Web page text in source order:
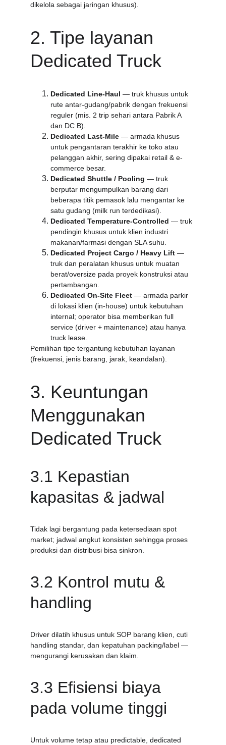
dikelola sebagai jaringan khusus).
2. Tipe layanan
Dedicated Truck
Dedicated Line-Haul — truk khusus untuk
rute antar-gudang/pabrik dengan frekuensi
reguler (mis. 2 trip sehari antara Pabrik A
dan DC B).
Dedicated Last-Mile — armada khusus
untuk pengantaran terakhir ke toko atau
pelanggan akhir, sering dipakai retail & e-
commerce besar.
Dedicated Shuttle / Pooling — truk
berputar mengumpulkan barang dari
beberapa titik pemasok lalu mengantar ke
satu gudang (milk run terdedikasi).
Dedicated Temperature-Controlled — truk
pendingin khusus untuk klien industri
makanan/farmasi dengan SLA suhu.
Dedicated Project Cargo / Heavy Lift —
truk dan peralatan khusus untuk muatan
berat/oversize pada proyek konstruksi atau
pertambangan.
Dedicated On-Site Fleet — armada parkir
di lokasi klien (in-house) untuk kebutuhan
internal; operator bisa memberikan full
service (driver + maintenance) atau hanya
truck lease.
Pemilihan tipe tergantung kebutuhan layanan
(frekuensi, jenis barang, jarak, keandalan).
3. Keuntungan
Menggunakan
Dedicated Truck
3.1 Kepastian
kapasitas & jadwal
Tidak lagi bergantung pada ketersediaan spot
market; jadwal angkut konsisten sehingga proses
produksi dan distribusi bisa sinkron.
3.2 Kontrol mutu &
handling
Driver dilatih khusus untuk SOP barang klien, cuti
handling standar, dan kepatuhan packing/label —
mengurangi kerusakan dan klaim.
3.3 Efisiensi biaya
pada volume tinggi
Untuk volume tetap atau predictable, dedicated